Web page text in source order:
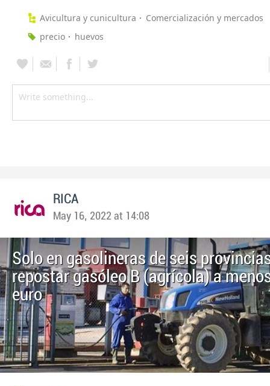
Avicultura y cunicultura
Comercialización y mercados
precio
huevos
RICA
May 16, 2022 at 14:08
Solo en gasolineras de seis
repostar gasóleo B (agrícola) a
euro